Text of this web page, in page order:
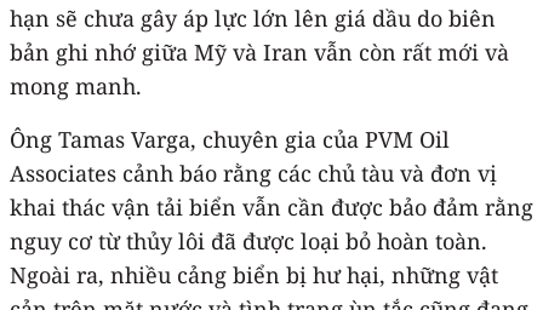
hạn sẽ chưa gây áp lực lớn lên giá dầu do biên
bản ghi nhớ giữa Mỹ và Iran vẫn còn rất mới và
mong manh.
Ông Tamas Varga, chuyên gia của PVM Oil
Associates cảnh báo rằng các chủ tàu và đơn vị
khai thác vận tải biển vẫn cần được bảo đảm rằng
nguy cơ từ thủy lôi đã được loại bỏ hoàn toàn.
Ngoài ra, nhiều cảng biển bị hư hại, những vật